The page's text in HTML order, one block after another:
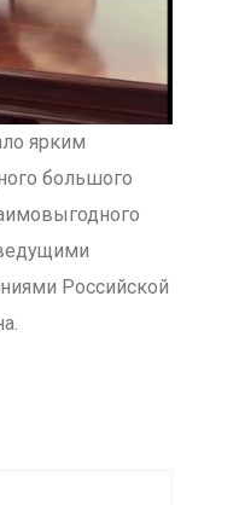
ярким
большого
Российской